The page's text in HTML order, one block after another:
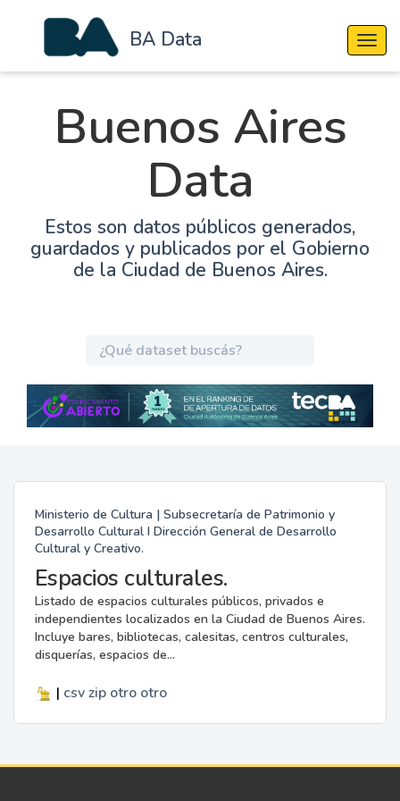
BA Data
Buenos Aires
Data
Estos son datos públicos generados,
guardados y publicados por el Gobierno
de la Ciudad de Buenos Aires.
Ministerio de Cultura | Subsecretaría de Patrimonio y
Desarrollo Cultural I Dirección General de Desarrollo
Cultural y Creativo.
Espacios culturales.
Listado de espacios culturales públicos, privados e
independientes localizados en la Ciudad de Buenos Aires.
Incluye bares, bibliotecas, calesitas, centros culturales,
disquerías, espacios de...
| csv zip otro otro